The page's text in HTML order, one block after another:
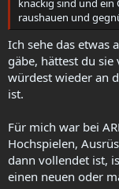
knackig sind und ein
raushauen und
Ich sehe das etwas
gäbe, hättest du
würdest wieder an
ist.
Für mich war bei
Hochspielen,
dann vollendet ist,
einen neuen oder